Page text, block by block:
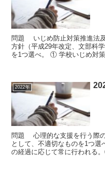
問題 いじめ防止対策推進法
方針（平成29年改定、文部科
を1つ選べ。 ① 学校いじめ対
2022年
問題 心理的な支援を行う際
として、不適切なものを1つ
の経過に応じて常に行われる